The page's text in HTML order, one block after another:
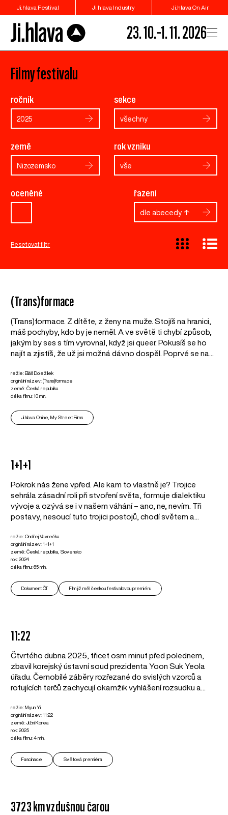
Ji.hlava Festival Ji.hlava Industry Ji.hlava On Air
23. 10.–1. 11. 2026
Filmy festivalu
ročník
2025
sekce
všechny
země
Nizozemsko
rok vzniku
vše
oceněné řazení
dle abecedy ↑
Resetovat filtr
(Trans)formace
(Trans)formace. Z dítěte, z ženy na muže. Stojíš na hranici,
máš pochyby, kdo by je neměl. A ve světě ti chybí způsob,
jakým by ses s tím vyrovnal, když jsi queer. Pokusíš se ho
najít a zjistíš, že už jsi možná dávno dospěl. Poprvé se na...
režie: Eliáš Doležílek
originální název: (Trans)formace
země: Česká republika
délka filmu: 10 min.
Ji.hlava Online, My Street Films
1+1+1
Pokrok nás žene vpřed. Ale kam to vlastně je? Trojice
sehrála zásadní roli při stvoření světa, formuje dialektiku
vývoje a ozývá se i v našem váhání – ano, ne, nevím. Tři
postavy, nesoucí tuto trojici postojů, chodí světem a...
režie: Ondřej Vavrečka
originální název: 1+1+1
země: Česká republika, Slovensko
rok: 2024
délka filmu: 65 min.
Dokument ČT Film již měl českou festivalovou premiéru
11:22
Čtvrtého dubna 2025, třicet osm minut před polednem,
zbavil korejský ústavní soud prezidenta Yoon Suk Yeola
úřadu. Černobílé záběry rozřezané do svislých vzorců a
rotujících terčů zachycují okamžik vyhlášení rozsudku a...
režie: Myun Yi
originální název: 11:22
země: Jižní Korea
rok: 2025
délka filmu: 4 min.
Fascinace Světová premiéra
3723 km vzdušnou čarou